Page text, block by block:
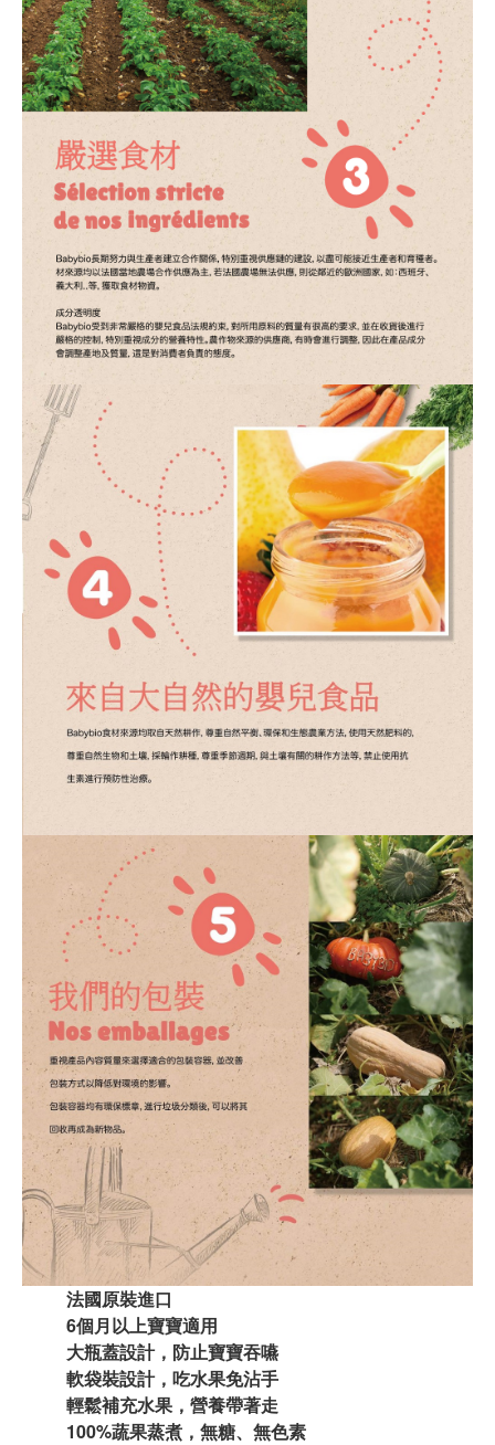
法國原裝進口
6個月以上寶寶適用
大瓶蓋設計，防止寶寶吞嚥
軟袋裝設計，吃水果免沾手
輕鬆補充水果，營養帶著走
100%蔬果蒸煮，無糖、無色素